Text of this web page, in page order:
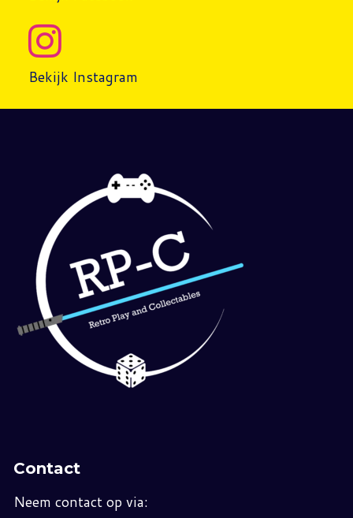
Bekijk Instagram
Contact
Neem contact op via: